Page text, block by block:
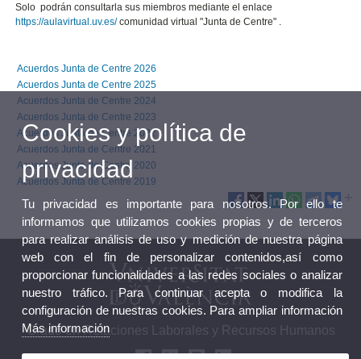
Solo podrán consultarla sus miembros mediante el enlace
https://aulavirtual.uv.es/comunidad virtual "Junta de Centre" .
Acuerdos Junta de Centre 2026
Acuerdos Junta de Centre 2025
Acuerdos Junta de Centre 2024
Acuerdos Junta de Centre 2023
Acuerdos Junta de Centre 2022
Acuerdos Junta de Centre 2021
Acuerdos Junta de Centre 2020
Acuerdos Junta de Centre 2019
Grado en Relaciones Laborales y Recursos Humanos
Cookies y política de
privacidad
Tu privacidad es importante para nosotros. Por ello te
informamos que utilizamos cookies propias y de terceros
para realizar análisis de uso y medición de nuestra página
web con el fin de personalizar contenidos,así como
proporcionar funcionalidades a las redes sociales o analizar
nuestro tráfico. Para continuar acepta o modifica la
configuración de nuestras cookies. Para ampliar información
Más información